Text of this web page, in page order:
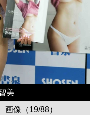
美
画像（19/88）